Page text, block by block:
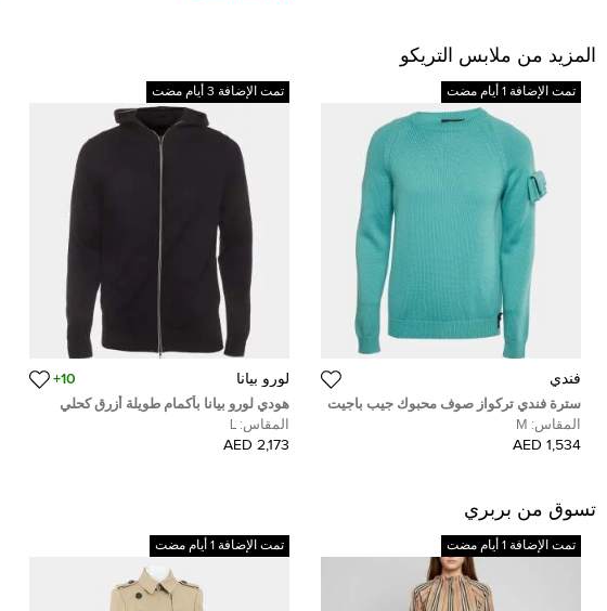
المزيد من ملابس التريكو
تمت الإضافة 1 أيام مضت
فندي
سترة فندي تركواز صوف محبوك جيب باجيت
بياقة مستديرة مقاس وسط (ميديم)
المقاس: M
1,534 AED
تمت الإضافة 3 أيام مضت
لورو بيانا 10+
هودي لورو بيانا بأكمام طويلة أزرق كحلي
مقاس كبير
المقاس:
2,173 AED
تسوق من بربري
تمت الإضافة 1 أيام مضت تمت الإضافة 1 أيام مضت